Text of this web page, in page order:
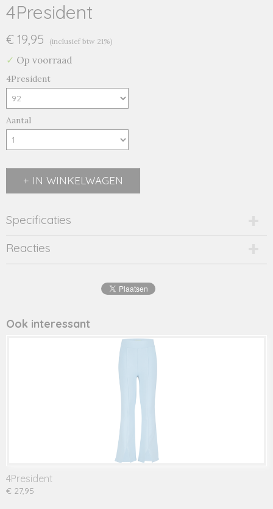
4President
€ 19,95 (inclusief btw 21%)
✓ Op voorraad
4President
Aantal
IN WINKELWAGEN
Specificaties
Productcode
emma ice-16814
Productcode leverancier
Reacties
Ook interessant
4President
€ 27,95